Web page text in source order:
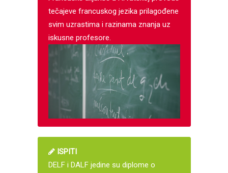
tečajeve francuskog jezika prilagođene
svim uzrastima i razinama znanja uz
iskusne profesore.
ISPITI
DELF i DALF jedine su diplome o